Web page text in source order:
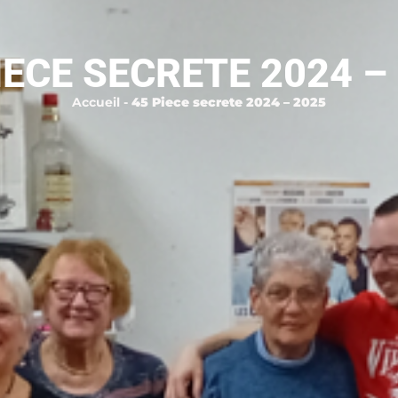
SECRETE 2024
Accueil - 45 Piece secrete 2024 – 2025